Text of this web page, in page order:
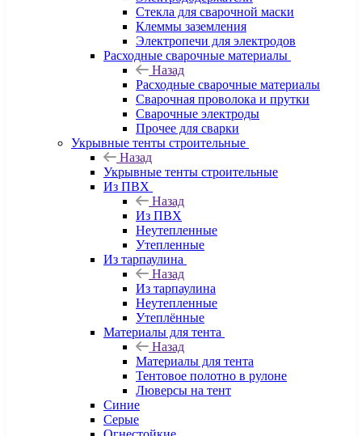
Стекла для сварочной маски
Клеммы заземления
Электропечи для электродов
Расходные сварочные материалы
Назад
Расходные сварочные материалы
Сварочная проволока и прутки
Сварочные электроды
Прочее для сварки
Укрывные тенты строительные
Назад
Укрывные тенты строительные
Из ПВХ
Назад
Из ПВХ
Неутепленные
Утепленные
Из тарпаулина
Назад
Из тарпаулина
Неутепленные
Утеплённые
Материалы для тента
Назад
Материалы для тента
Тентовое полотно в рулоне
Люверсы на тент
Синие
Серые